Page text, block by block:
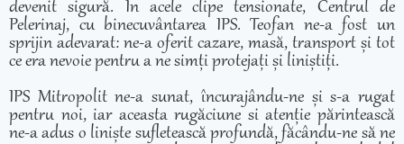
devenit sigură. În acele clipe tensionate, Centrul de
Pelerinaj, cu binecuvântarea IPS. Teofan ne-a fost un
sprijin adevarat: ne-a oferit cazare, masă, transport și tot
ce era nevoie pentru a ne simți protejați și liniștiți.
IPS Mitropolit ne-a sunat, încurajându-ne și s-a rugat
pentru noi, iar aceasta rugăciune si atenție părintească
ne-a adus o liniște sufletească profundă, făcându-ne să ne